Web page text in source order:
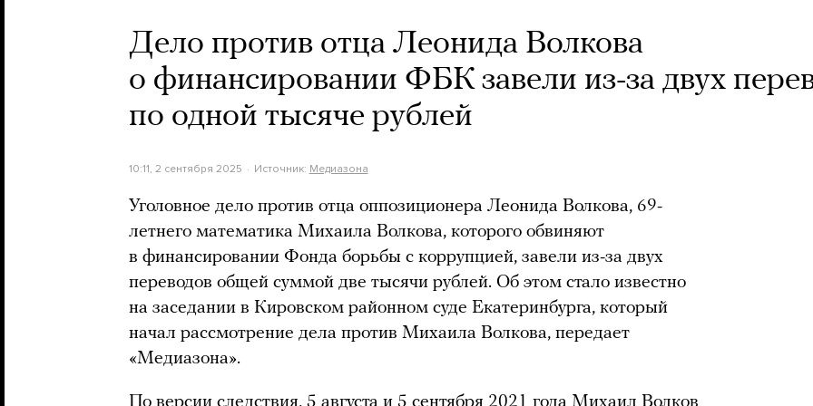
Дело против отца Леонида Волкова
о финансировании ФБК завели из-за двух
по одной тысяче рублей
10:11, 2 сентября 2025 Источник: Медиазона
Уголовное дело против отца оппозиционера Леонида Волкова, 69-
летнего математика Михаила Волкова, которого обвиняют
в финансировании Фонда борьбы с коррупцией, завели из-за двух
переводов общей суммой две тысячи рублей. Об этом стало известно
на заседании в Кировском районном суде Екатеринбурга, который
начал рассмотрение дела против Михаила Волкова, передает
«Медиазона».
По версии следствия, 5 августа и 5 сентября 2021 года Михаил Волков